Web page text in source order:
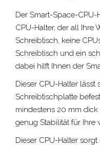
Der Smart-Space-CPU-
CPU-Halter, der all Ihre
Schreibtisch, keine
Schreibtisch und ein
dabei hilft Ihnen der
Dieser CPU-Halter lässt
Schreibtischplatte
mindestens 20 mm
genug Stabilität für Ihre
Dieser CPU-Halter